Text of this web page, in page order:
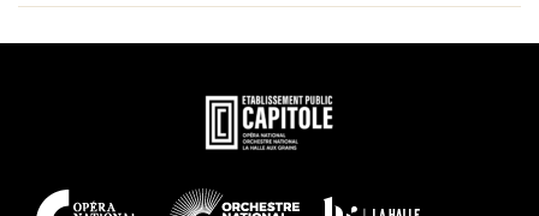
En
savoir